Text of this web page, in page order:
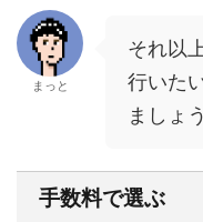
まっと
それ以
行いた
ましょう
手数料で選ぶ